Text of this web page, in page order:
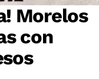
Morelos
con